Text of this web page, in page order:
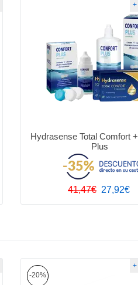
Hydrasense Total Comfort
Plus
27,92€
41,47€
-20%